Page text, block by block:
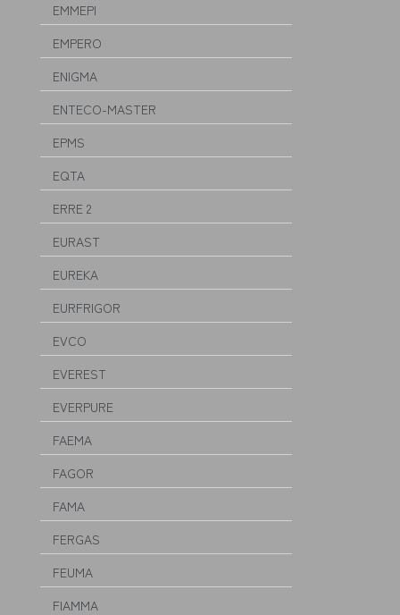
EMMEPI
EMPERO
ENIGMA
ENTECO-MASTER
EPMS
EQTA
ERRE 2
EURAST
EUREKA
EURFRIGOR
EVCO
EVEREST
EVERPURE
FAEMA
FAGOR
FAMA
FERGAS
FEUMA
FIAMMA